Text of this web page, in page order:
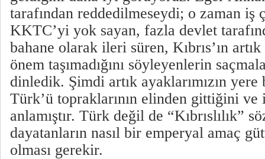
tarafından reddedilmeseydi; o zaman iş
KKTC’yi yok sayan, fazla devlet
bahane olarak ileri süren, Kıbrıs’ın
önem taşımadığını söyleyenlerin
dinledik. Şimdi artık ayaklarımızın yere
Türk’ü topraklarının elinden gittiğini
anlamıştır. Türk değil de “Kıbrıslılık”
dayatanların nasıl bir emperyal amaç
olması gerekir.